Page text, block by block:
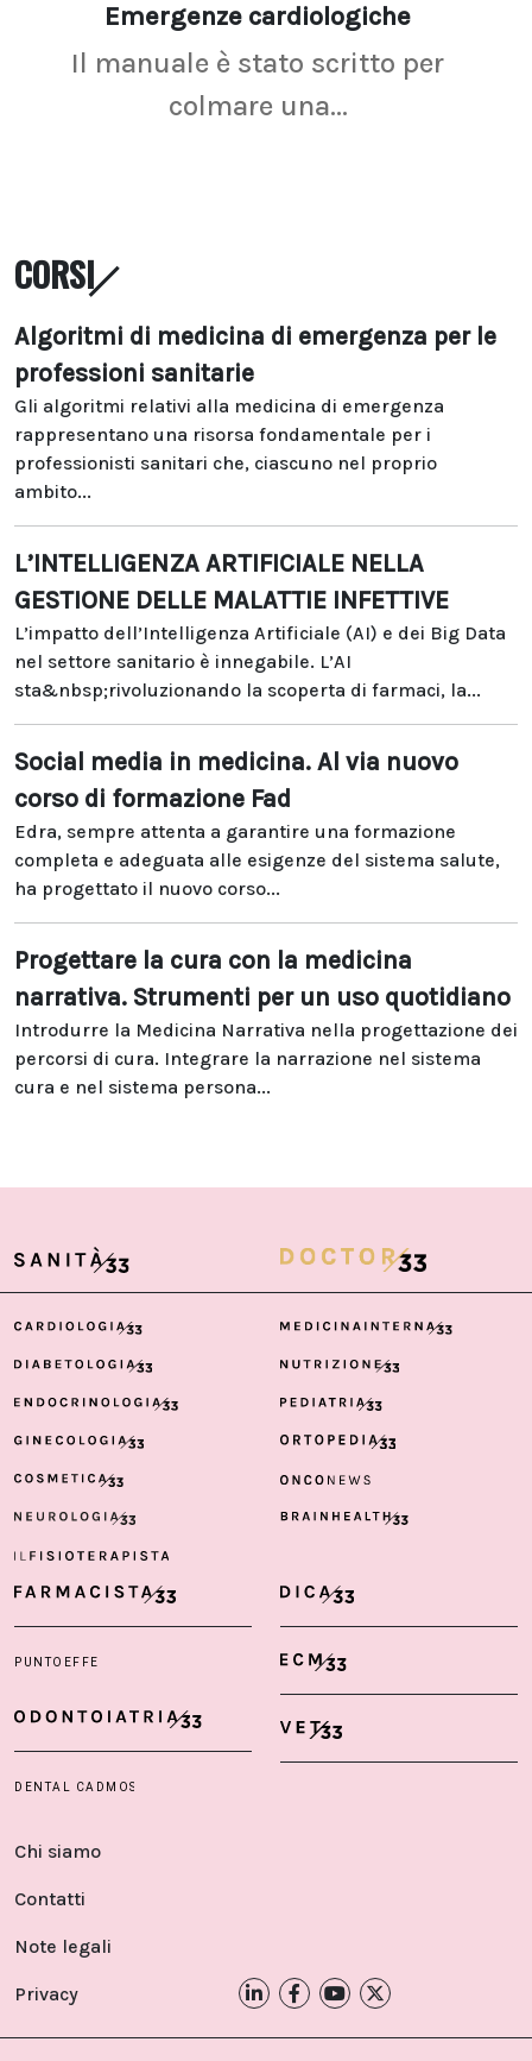
Emergenze cardiologiche
Il manuale è stato scritto per
colmare una...
CORSI
Algoritmi di medicina di emergenza per le
professioni sanitarie
Gli algoritmi relativi alla medicina di emergenza
rappresentano una risorsa fondamentale per i
professionisti sanitari che, ciascuno nel proprio
ambito...
L’INTELLIGENZA ARTIFICIALE NELLA
GESTIONE DELLE MALATTIE INFETTIVE
L’impatto dell’Intelligenza Artificiale (AI) e dei Big Data
nel settore sanitario è innegabile. L’AI
sta&nbsp;rivoluzionando la scoperta di farmaci, la...
Social media in medicina. Al via nuovo
corso di formazione Fad
Edra, sempre attenta a garantire una formazione
completa e adeguata alle esigenze del sistema salute,
ha progettato il nuovo corso...
Progettare la cura con la medicina
narrativa. Strumenti per un uso quotidiano
Introdurre la Medicina Narrativa nella progettazione dei
percorsi di cura. Integrare la narrazione nel sistema
cura e nel sistema persona...
Chi siamo
Contatti
Note legali
Privacy